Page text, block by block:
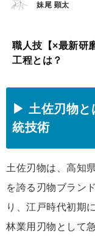
妹尾 顕太
職人技【×最新研
工程とは？
▶ 土佐刃物
統技術
土佐刃物は、高知
を誇る刃物ブラン
り、江戸時代初期
林業用刃物として